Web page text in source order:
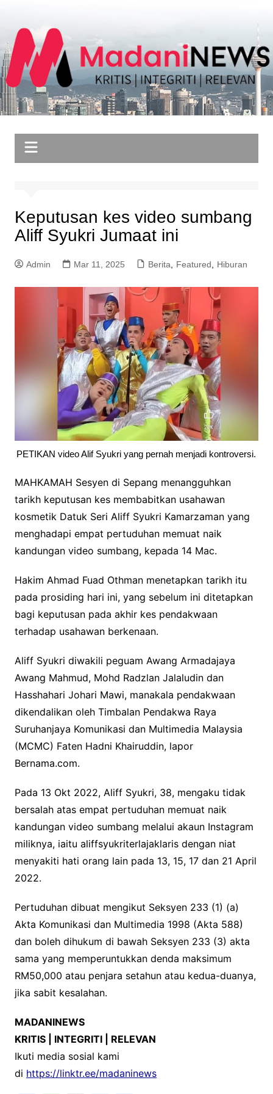
content
Keputusan kes video sumbang
Aliff Syukri Jumaat ini
Admin Mar 11, 2025 Berita, Featured, Hiburan
PETIKAN video Alif Syukri yang pernah menjadi kontroversi.
MAHKAMAH Sesyen di Sepang menangguhkan
tarikh keputusan kes membabitkan usahawan
kosmetik Datuk Seri Aliff Syukri Kamarzaman yang
menghadapi empat pertuduhan memuat naik
kandungan video sumbang, kepada 14 Mac.
Hakim Ahmad Fuad Othman menetapkan tarikh itu
pada prosiding hari ini, yang sebelum ini ditetapkan
bagi keputusan pada akhir kes pendakwaan
terhadap usahawan berkenaan.
Aliff Syukri diwakili peguam Awang Armadajaya
Awang Mahmud, Mohd Radzlan Jalaludin dan
Hasshahari Johari Mawi, manakala pendakwaan
dikendalikan oleh Timbalan Pendakwa Raya
Suruhanjaya Komunikasi dan Multimedia Malaysia
(MCMC) Faten Hadni Khairuddin, lapor
Bernama.com.
Pada 13 Okt 2022, Aliff Syukri, 38, mengaku tidak
bersalah atas empat pertuduhan memuat naik
kandungan video sumbang melalui akaun Instagram
miliknya, iaitu aliffsyukriterlajaklaris dengan niat
menyakiti hati orang lain pada 13, 15, 17 dan 21 April
2022.
Pertuduhan dibuat mengikut Seksyen 233 (1) (a)
Akta Komunikasi dan Multimedia 1998 (Akta 588)
dan boleh dihukum di bawah Seksyen 233 (3) akta
sama yang memperuntukkan denda maksimum
RM50,000 atau penjara setahun atau kedua-duanya,
jika sabit kesalahan.
MADANINEWS
KRITIS | INTEGRITI | RELEVAN
Ikuti media sosial kami
di https://linktr.ee/madaninews